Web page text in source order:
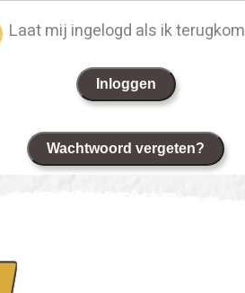
Laat mij ingelogd als ik terugkom
Inloggen
Wachtwoord vergeten?